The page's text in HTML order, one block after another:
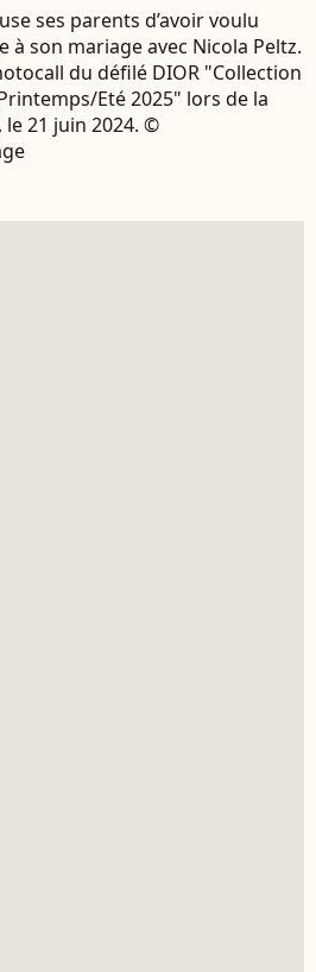
ses parents d’avoir voulu
son mariage avec Nicola Peltz.
du défilé DIOR "Collection
Eté 2025" lors de la
le 21 juin 2024. ©